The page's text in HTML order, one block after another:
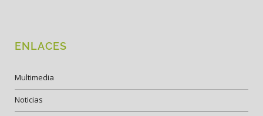
ENLACES
Multimedia
Noticias